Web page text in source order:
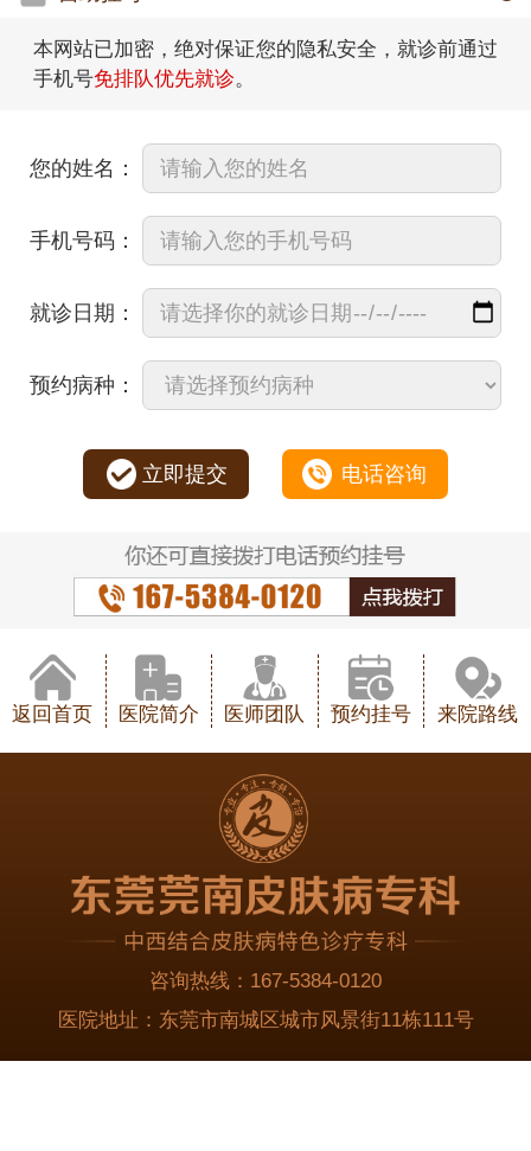
本网站已加密，绝对保证您的隐私安全，就诊前通过
手机号免排队优先就诊。
您的姓名：
手机号码：
就诊日期：
预约病种：
立即提交 电话咨询
返回首页 医院简介 医师团队 预约挂号 来院路线
咨询热线： 167-5384-0120
医院地址： 东莞市南城区城市风景街11栋111号